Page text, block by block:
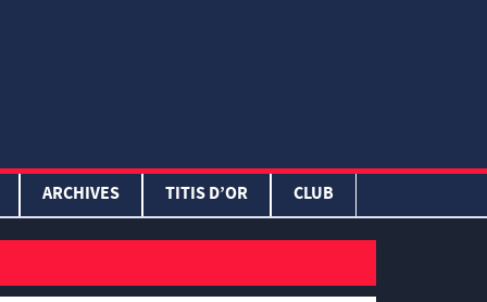
ARCHIVES TITIS D’OR CLUB